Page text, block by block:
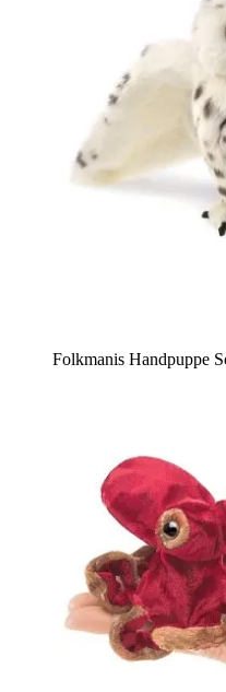
Folkmanis Handpuppe